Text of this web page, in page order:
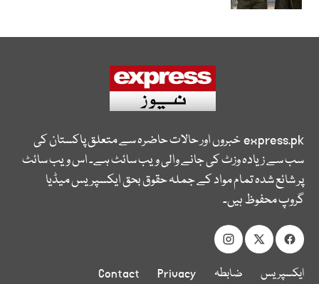
express.pkخبروں اور حالات حاضرہ سے متعلق پاکستان کی
سب سے زیادہ وزٹ کی جانے والی ویب سائٹ ہے۔ اس ویب سائٹ
پر شائع شدہ تمام مواد کے جملہ حقوق بحق ایکسپریس میڈیا
گروپ محفوظ ہیں۔
ایکسپریس ضابطہ Privacy
Contact